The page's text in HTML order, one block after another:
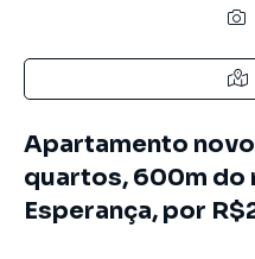
Apartamento novo
quartos, 600m
Esperança, por